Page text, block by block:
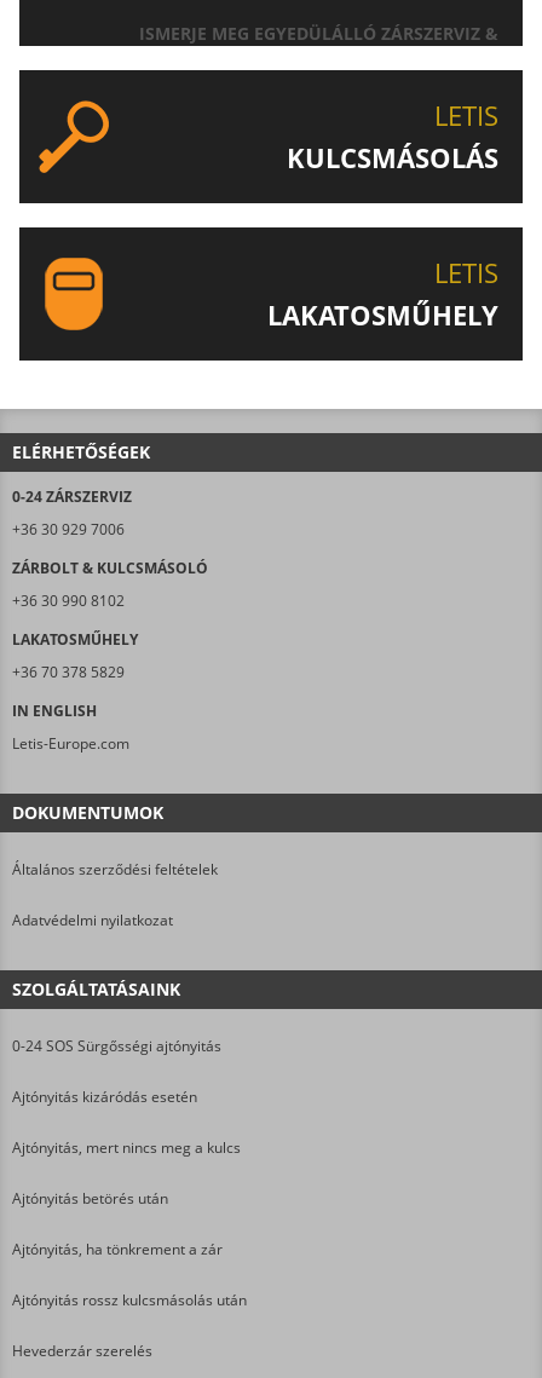
ISMERJE MEG EGYEDÜLÁLLÓ ZÁRSZERVIZ &
LETIS
KULCSMÁSOLÁS
LETIS
LAKATOSMŰHELY
ELÉRHETŐSÉGEK
0-24 ZÁRSZERVIZ
+36 30 929 7006
ZÁRBOLT & KULCSMÁSOLÓ
+36 30 990 8102
LAKATOSMŰHELY
+36 70 378 5829
IN ENGLISH
Letis-Europe.com
DOKUMENTUMOK
Általános szerződési feltételek
Adatvédelmi nyilatkozat
SZOLGÁLTATÁSAINK
0-24 SOS Sürgősségi ajtónyitás
Ajtónyitás kizáródás esetén
Ajtónyitás, mert nincs meg a kulcs
Ajtónyitás betörés után
Ajtónyitás, ha tönkrement a zár
Ajtónyitás rossz kulcsmásolás után
Hevederzár szerelés